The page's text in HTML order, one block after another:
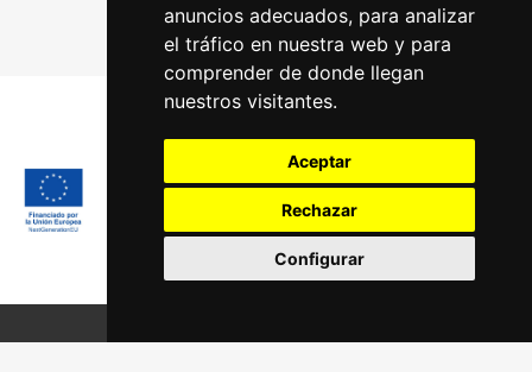
anuncios adecuados, para analizar
el tráfico en nuestra web y para
comprender de donde llegan
nuestros visitantes.
Aceptar
Rechazar
Configurar